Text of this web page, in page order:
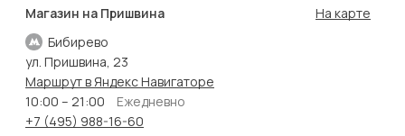
Магазин на Пришвина
Бибирево
На карте
ул. Пришвина, 23
Маршрут в Яндекс Навигаторе
10:00 – 21:00
Ежедневно
+7 (495) 988-16-60